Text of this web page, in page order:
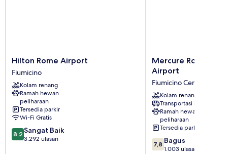
Hilton
Rome
Airport
Fiumicino
Hilton Rome Airport
Fiumicino
Kolam renang
Ramah hewan
peliharaan
Tersedia parkir
Wi-Fi Gratis
8.2
dari
8,2 Sangat Baik
3.292 ulasan
Mercure
Rome
Leonardo
da
Vinci
Airport
Fiumicino
Centro
Mercure Rome
Airport
Fiumicino Centro
Kolam renang
Transportasi bandara
Ramah hewan
peliharaan
Tersedia parkir
7.8
dari
7,8 Bagus
1.003 ulasan